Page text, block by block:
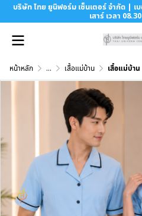
บริษัท ไทย ยูนิฟอร์ม เซ็นเตอร์ จำกัด | เ
เสาร์ เวลา
หน้าหลัก ... เสื้อแม่บ้าน เสื้อแม่บ้า